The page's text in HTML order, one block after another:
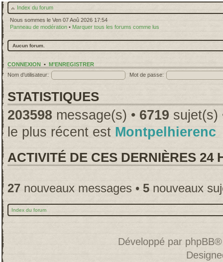
Index du forum
Nous sommes le Ven 07 Aoû 2026 17:54
Panneau de modération • Marquer tous les forums comme lus
Aucun forum.
CONNEXION • M’ENREGISTRER
Nom d’utilisateur:
Mot de passe:
STATISTIQUES
203598 message(s) • 6719 sujet(s)
le plus récent est Montpelhierenc
ACTIVITÉ DE CES DERNIÈRES 24
27 nouveaux messages • 5 nouveaux
Index du forum
Développé par phpBB®